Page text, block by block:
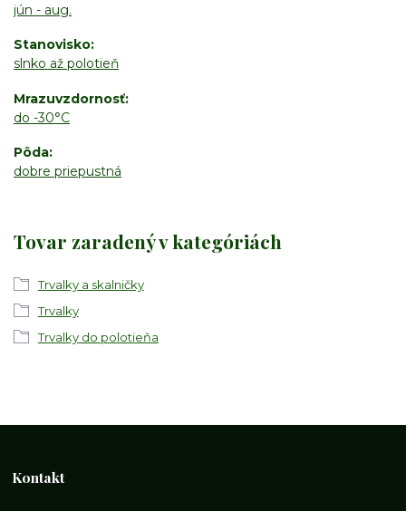
jún - aug.
Stanovisko
slnko až polotieň
Mrazuvzdornosť
do -30°C
Pôda
dobre priepustná
Tovar zaradený v kategóriách
Trvalky a skalničky
Trvalky
Trvalky do polotieňa
Kontakt